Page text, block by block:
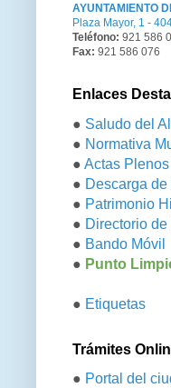
AYUNTAMIENTO
Plaza Mayor, 1 -
Teléfono: 921 586
Fax: 921 586 076
Enlaces
● Saludo del
● Normativa
● Actas
● Descarga
● Patrimonio
● Directorio
● Bando Móvil
● Punto
● Etiquetas
Trámites
● Portal del